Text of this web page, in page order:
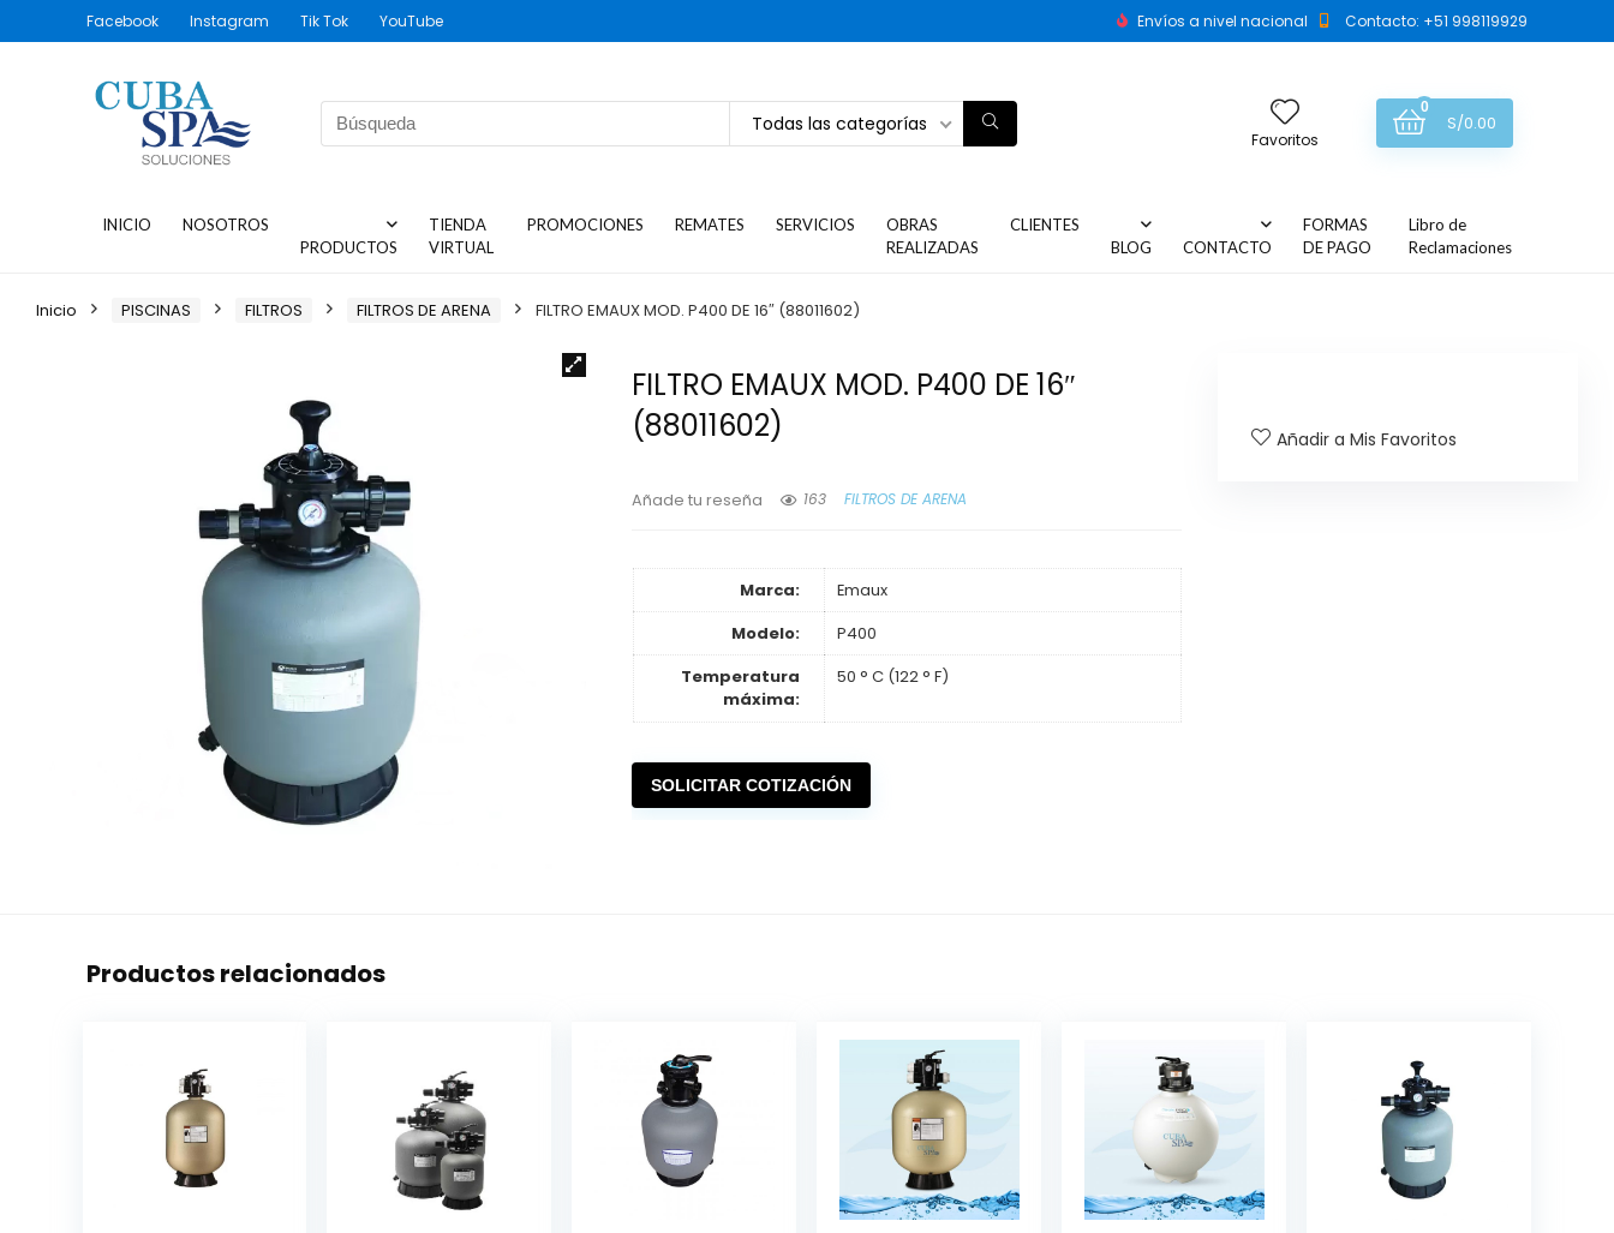
Facebook Instagram Tik Tok YouTube Envíos a nivel nacional Contacto: +51 998119929
Todas las categorías
Favoritos
0
S/0.00
INICIO
NOSOTROS
PRODUCTOS
TIENDA
VIRTUAL
PROMOCIONES REMATES SERVICIOS
OBRAS
REALIZADAS
CLIENTES
BLOG
CONTACTO
FORMAS
DE PAGO
Libro de
Reclamaciones
Inicio PISCINAS FILTROS FILTROS DE ARENA FILTRO EMAUX MOD. P400 DE 16″ (88011602)
FILTRO EMAUX MOD. P400 DE 16″
(88011602)
Añade tu reseña 163 FILTROS DE ARENA
Marca:
Emaux
Modelo:
P400
Temperatura
máxima:
50 ° C (122 ° F)
SOLICITAR COTIZACIÓN
Añadir a Mis Favoritos
Productos relacionados